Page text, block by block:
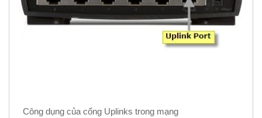
Công dụng của cổng Uplinks trong mạng